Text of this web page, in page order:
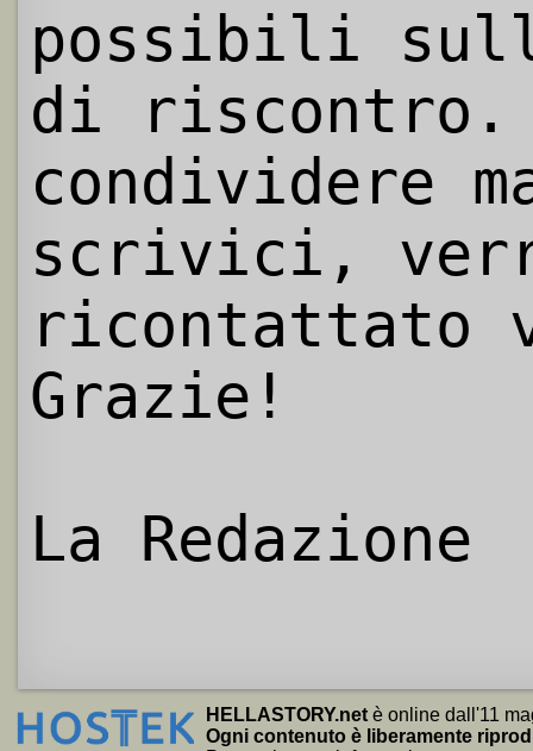
possibili
di riscontro.
condividere
scrivici,
ricontattato
Grazie!
La Redazione
HELLASTORY.net è online dall'11
Ogni contenuto è liberamente